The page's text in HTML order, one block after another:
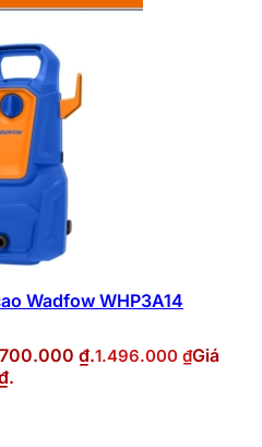
Wadfow WHP3A14
₫.1.496.000 ₫Giá